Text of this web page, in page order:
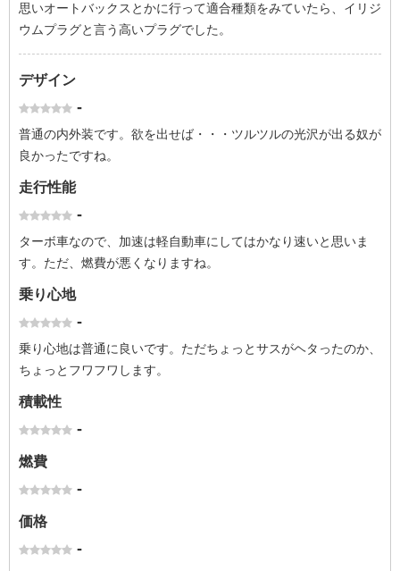
思いオートバックスとかに行って適合種類をみていたら、イリジ
ウムプラグと言う高いプラグでした。
デザイン
-
普通の内外装です。欲を出せば・・・ツルツルの光沢が出る奴が
良かったですね。
走行性能
-
ターボ車なので、加速は軽自動車にしてはかなり速いと思いま
す。ただ、燃費が悪くなりますね。
乗り心地
-
乗り心地は普通に良いです。ただちょっとサスがヘタったのか、
ちょっとフワフワします。
積載性
-
燃費
-
価格
-